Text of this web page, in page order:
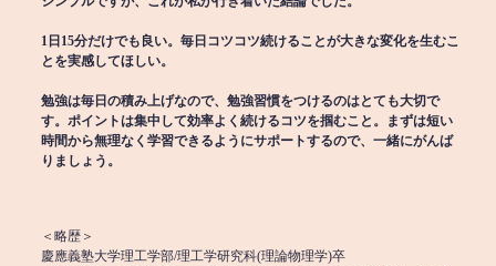
1日15分だけでも良い。毎日コツコツ続けることが大きな変化を生むこ
とを実感してほしい。
勉強は毎日の積み上げなので、勉強習慣をつけるのはとても大切で
す。ポイントは集中して効率よく続けるコツを掴むこと。まずは短い
時間から無理なく学習できるようにサポートするので、一緒にがんば
りましょう。
＜略歴＞
慶應義塾大学理工学部/理工学研究科(理論物理学)卒